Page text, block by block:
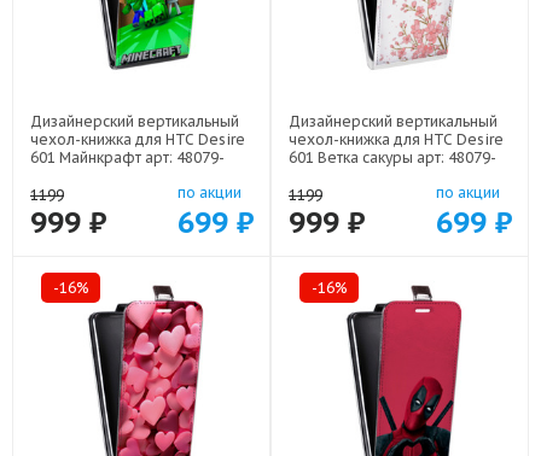
Дизайнерский вертикальный
чехол-книжка для HTC Desire
601 Майнкрафт арт: 48079-
1199
999 ₽
по акции
699 ₽
Дизайнерский вертикальный
чехол-книжка для HTC Desire
601 Ветка сакуры арт: 48079-
1199
999 ₽
по акции
699 ₽
-16% -16%